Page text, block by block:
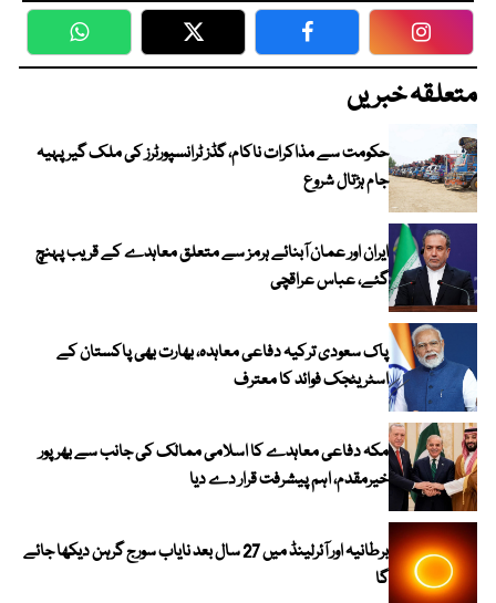
WhatsApp Twitter Facebook
متعلقہ خبریں
حکومت سے مذاکرات ناکام، گڈز ٹرانسپورٹرز کی ملک گیر پہیہ
جام ہڑتال شروع
ایران اور عمان آبنائے ہرمز سے متعلق معاہدے کے قریب پہنچ
گئے، عباس عراقچی
پاک سعودی ترکیہ دفاعی معاہدہ، بھارت بھی پاکستان کے
اسٹریٹجک فوائد کا معترف
مکہ دفاعی معاہدے کا اسلامی ممالک کی جانب سے بھرپور
خیرمقدم، اہم پیشرفت قرار دے دیا
برطانیہ اور آئرلینڈ میں 27 سال بعد نایاب سورج گرہن دیکھا جائے
گا